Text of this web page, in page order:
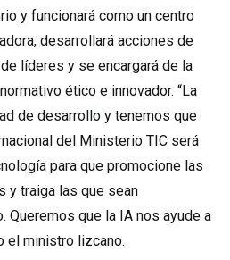
y funcionará como un centro
desarrollará acciones de
líderes y se encargará de la
ético e innovador. “La
de desarrollo y tenemos que
del Ministerio TIC será
para que promocione las
y traiga las que sean
Queremos que la IA nos ayude a
el ministro lizcano.